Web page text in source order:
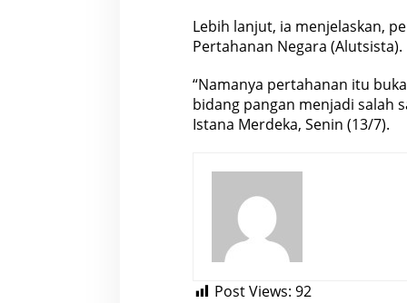
Lebih lanjut, ia menjelaskan,
Pertahanan Negara (Alutsista).
“Namanya pertahanan itu
bidang pangan menjadi salah
Istana Merdeka, Senin (13/7).
Post Views: 92